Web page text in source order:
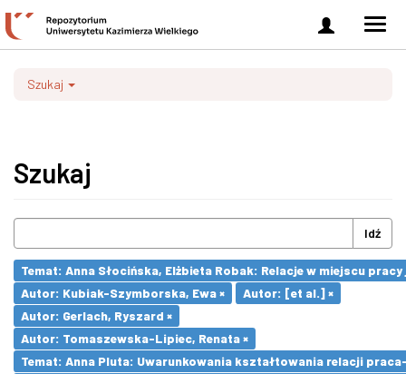
Zaloguj
się
Szukaj
Szukaj
Idź
Temat: Anna Słocińska, Elżbieta Robak: Relacje w miejscu
Autor: Kubiak-Szymborska, Ewa ×
Autor: [et al.] ×
Autor: Gerlach, Ryszard ×
Autor: Tomaszewska-Lipiec, Renata ×
Temat: Anna Pluta: Uwarunkowania kształtowania relacji